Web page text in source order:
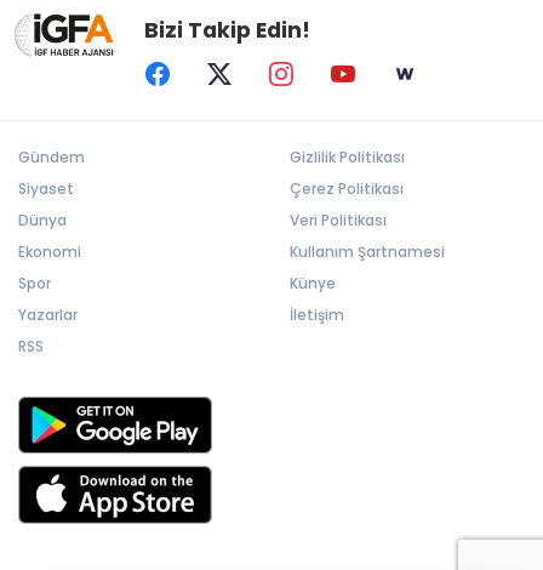
Bizi Takip Edin!
Gündem
Siyaset
Dünya
Ekonomi
Spor
Yazarlar
RSS
Gizlilik Politikası
Çerez Politikası
Veri Politikası
Kullanım Şartnamesi
Künye
İletişim